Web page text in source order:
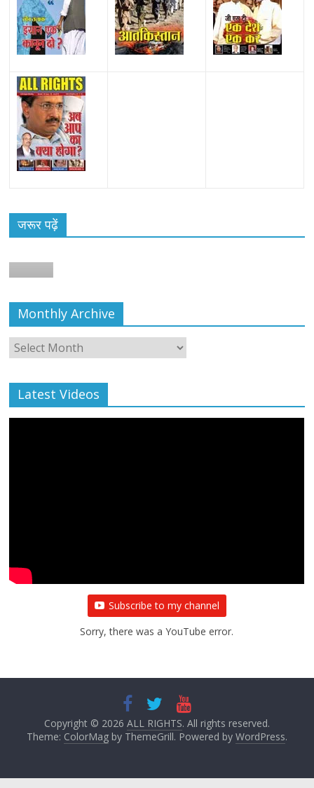
जरूर पढ़ें
Monthly Archive
Monthly
Archive
Latest Videos
Subscribe to my channel
Sorry, there was a YouTube error.
Copyright © 2026 ALL RIGHTS. All rights reserved.
Theme: ColorMagby ThemeGrill. Powered by WordPress.